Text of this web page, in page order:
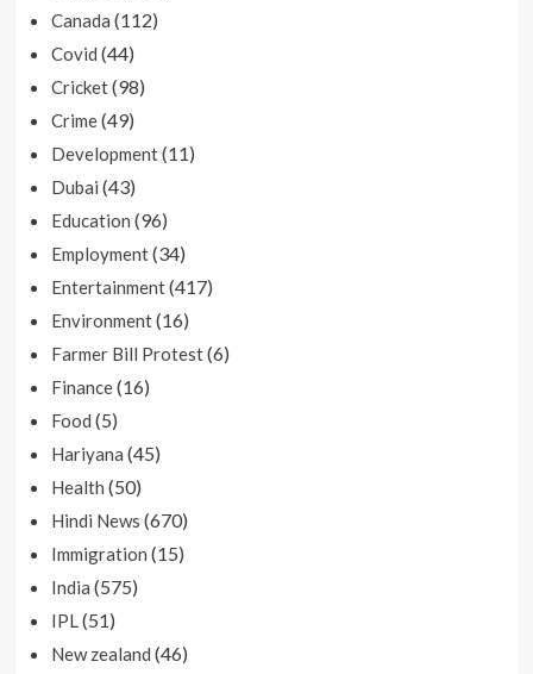
Canada (112)
Covid (44)
Cricket(98)
Crime(49)
Development(11)
Dubai (43)
Education (96)
Employment(34)
Entertainment(417)
Environment(16)
Farmer Bill Protest(6)
Finance(16)
Food (5)
Hariyana (45)
Health (50)
Hindi News (670)
Immigration (15)
India (575)
IPL(51)
New zealand (46)